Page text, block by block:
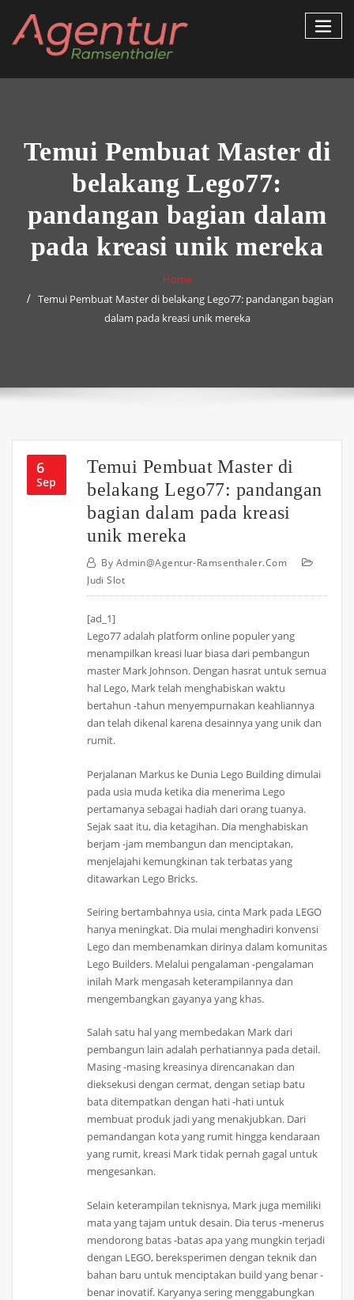
content
Temui Pembuat Master di
belakang Lego77:
pandangan bagian dalam
pada kreasi unik mereka
Home
Temui Pembuat Master di belakang Lego77: pandangan bagian
dalam pada kreasi unik mereka
6
Sep
Temui Pembuat Master di
belakang Lego77: pandangan
bagian dalam pada kreasi
unik mereka
By Admin@agentur-Ramsenthaler.com
Judi Slot
[ad_1]
Lego77 adalah platform online populer yang
menampilkan kreasi luar biasa dari pembangun
master Mark Johnson. Dengan hasrat untuk semua
hal Lego, Mark telah menghabiskan waktu
bertahun -tahun menyempurnakan keahliannya
dan telah dikenal karena desainnya yang unik dan
rumit.
Perjalanan Markus ke Dunia Lego Building dimulai
pada usia muda ketika dia menerima Lego
pertamanya sebagai hadiah dari orang tuanya.
Sejak saat itu, dia ketagihan. Dia menghabiskan
berjam -jam membangun dan menciptakan,
menjelajahi kemungkinan tak terbatas yang
ditawarkan Lego Bricks.
Seiring bertambahnya usia, cinta Mark pada LEGO
hanya meningkat. Dia mulai menghadiri konvensi
Lego dan membenamkan dirinya dalam komunitas
Lego Builders. Melalui pengalaman -pengalaman
inilah Mark mengasah keterampilannya dan
mengembangkan gayanya yang khas.
Salah satu hal yang membedakan Mark dari
pembangun lain adalah perhatiannya pada detail.
Masing -masing kreasinya direncanakan dan
dieksekusi dengan cermat, dengan setiap batu
bata ditempatkan dengan hati -hati untuk
membuat produk jadi yang menakjubkan. Dari
pemandangan kota yang rumit hingga kendaraan
yang rumit, kreasi Mark tidak pernah gagal untuk
mengesankan.
Selain keterampilan teknisnya, Mark juga memiliki
mata yang tajam untuk desain. Dia terus -menerus
mendorong batas -batas apa yang mungkin terjadi
dengan LEGO, bereksperimen dengan teknik dan
bahan baru untuk menciptakan build yang benar -
benar inovatif. Karyanya sering menggabungkan